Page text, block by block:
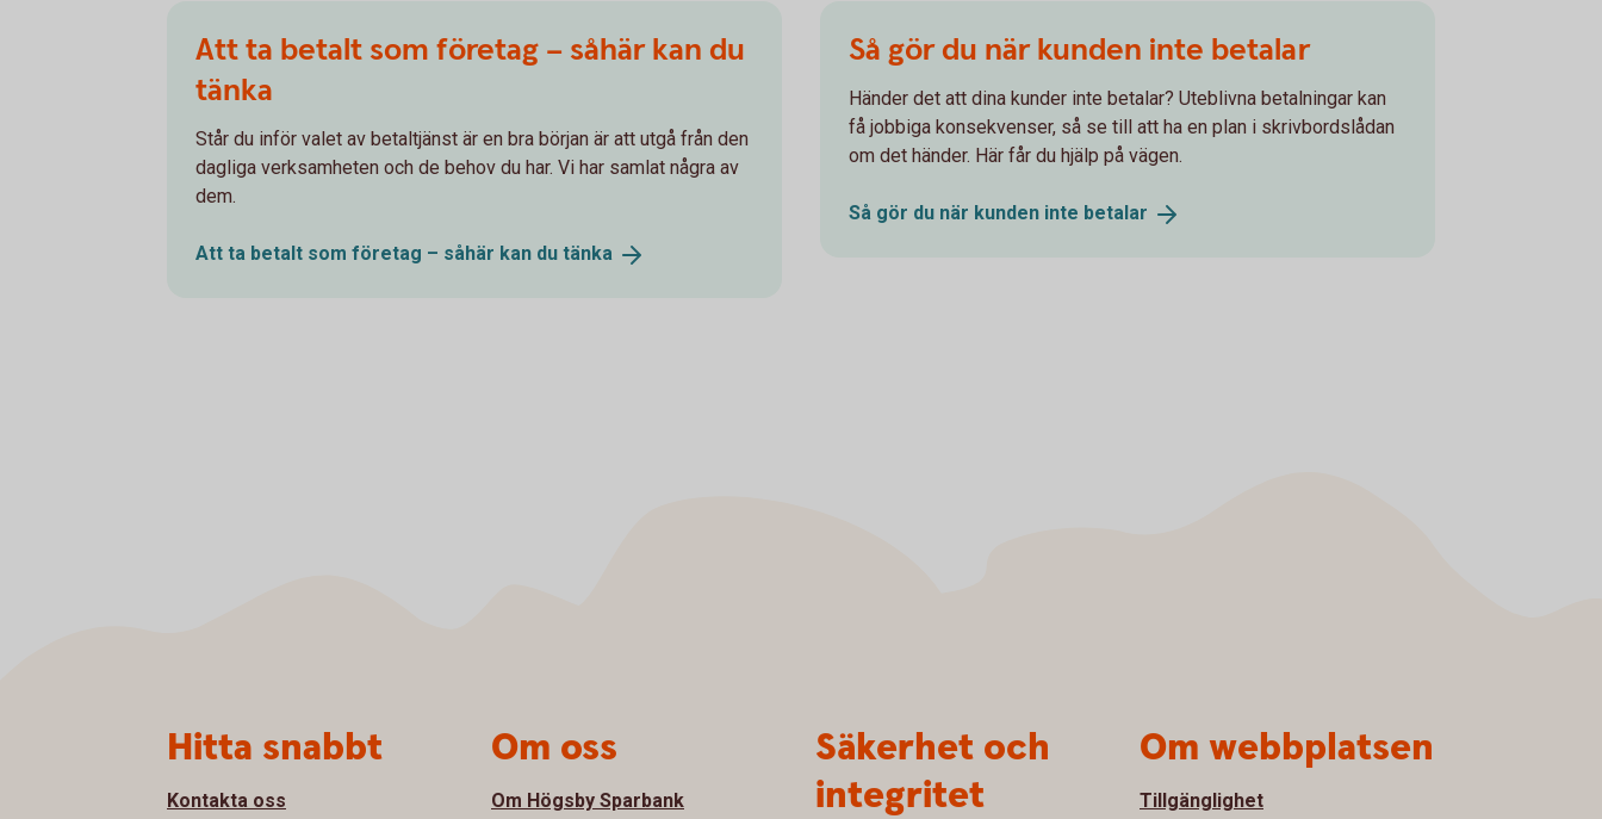
Att ta betalt som företag – såhär kan du
tänka
Står du inför valet av betaltjänst är en bra början är att utgå från den
dagliga verksamheten och de behov du har. Vi har samlat några av
dem.
Att ta betalt som företag – såhär kan du tänka
Så gör du när kunden inte betalar
Händer det att dina kunder inte betalar? Uteblivna betalningar kan
få jobbiga konsekvenser, så se till att ha en plan i skrivbordslådan
om det händer. Här får du hjälp på vägen.
Så gör du när kunden inte betalar
Hitta snabbt
Kontakta oss
Om oss
Om Högsby Sparbank
Säkerhet och
integritet
Om webbplatsen
Tillgänglighet